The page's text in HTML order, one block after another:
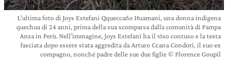
L’ultima foto di Joys Estefani Qqueccaño Huamani, una donna indigena
quechua di 24 anni, prima della sua scomparsa dalla comunità di Pampa
Ansa in Perù. Nell’immagine, Joys Estefani ha il viso contuso e la testa
fasciata dopo essere stata aggredita da Arturo Ccana Condori, il suo ex
compagno, nonché padre delle sue due figlie © Florence Goupil